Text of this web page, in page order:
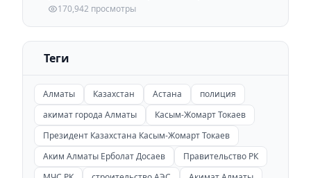
170,942 просмотры
Теги
Алматы Казахстан Астана
полиция
акимат города Алматы
Касым-Жомарт Токаев
Президент Казахстана Касым-Жомарт Токаев
Аким Алматы Ерболат Досаев
Правительство РК